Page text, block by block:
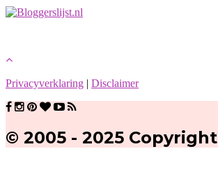
Privacyverklaring | Disclaimer
© 2005 - 2025 Copyright